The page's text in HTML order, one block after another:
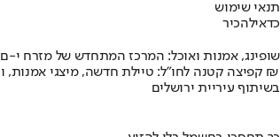
תנאי שימוש
כדאילהכיר
שופינג, אמנות ואוכל: המרכז המתחדש של מזרח י-ם
קפיצה קטנה לחו"ל: טיילת חדשה, מיצגי אמנות, וכיכרות משופצות בהשקעה של 100 מיליון ₪
בשיתוף עיריית ירושלים